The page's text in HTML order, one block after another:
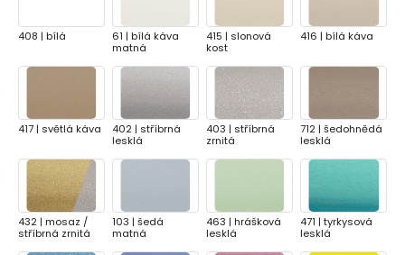
408 | bílá
61 | bílá káva
matná
415 | slonová
kost
416 | bílá káva
417 | světlá káva
402 | stříbrná
lesklá
403 | stříbrná
zrnitá
712 | šedohnědá
lesklá
432 | mosaz /
stříbrná zrnitá
103 | šedá
matná
463 | hrášková
lesklá
471 | tyrkysová
lesklá